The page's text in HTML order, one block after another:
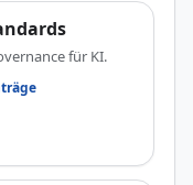
für KI.